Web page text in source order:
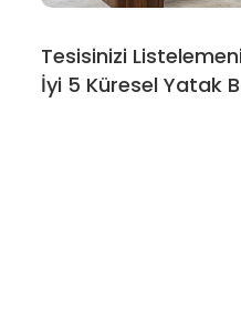
Tesisinizi
İyi 5 Küresel Yatak